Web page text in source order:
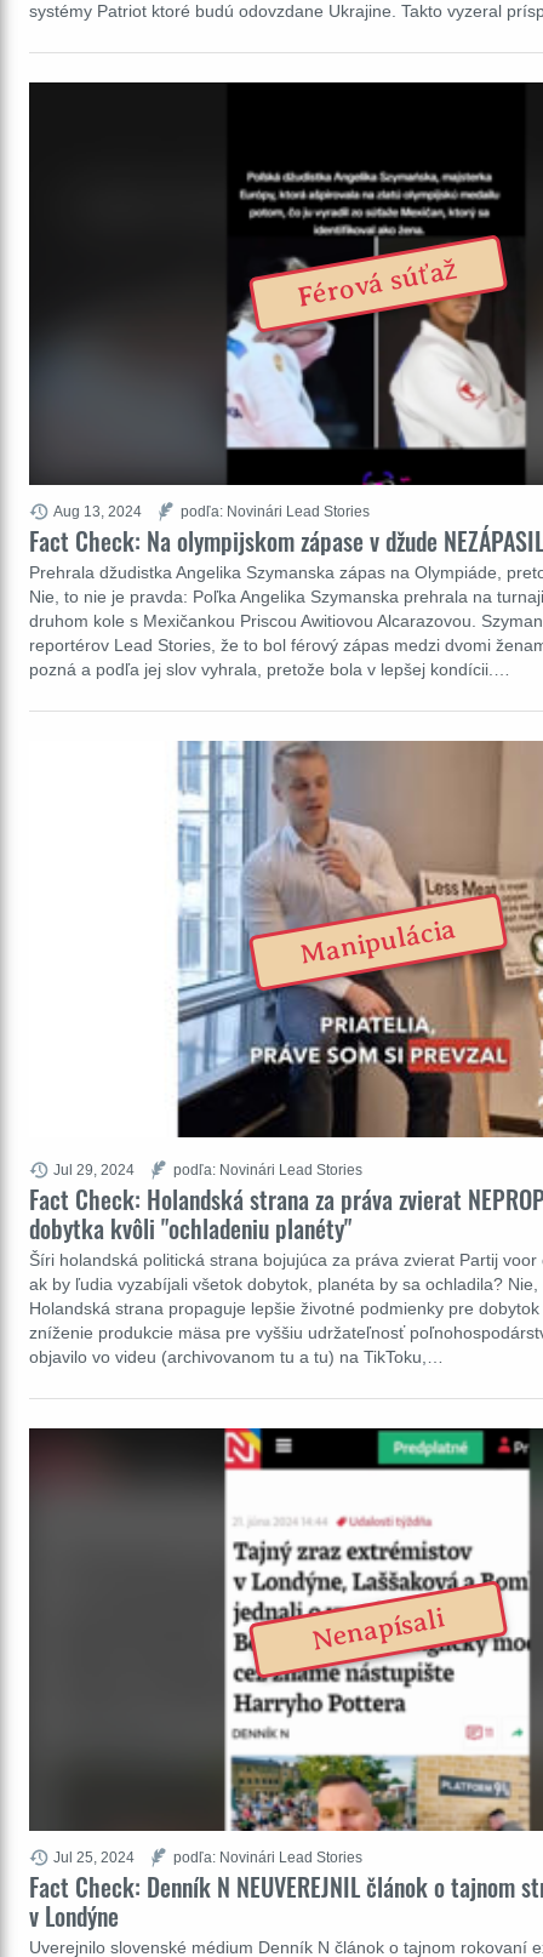
systémy Patriot ktoré budú odovzdane Ukrajine. Takto vyzeral
Fact Check: Na olympijskom zápase v džude
Prehrala džudistka Angelika Szymanska zápas na Olympiáde,
Nie, to nie je pravda: Poľka Angelika Szymanska prehrala na
druhom kole s Mexičankou Priscou Awitiovou Alcarazovou.
reportérov Lead Stories, že to bol férový zápas medzi dvomi
pozná a podľa jej slov vyhrala, pretože bola v lepšej kondícii.…
Aug 13, 2024 podľa: Novinári Lead Stories
Férová súťaž
Fact Check: Holandská strana za práva zvierat
dobytka kvôli "ochladeniu planéty"
Šíri holandská politická strana bojujúca za práva zvierat Partij
ak by ľudia vyzabíjali všetok dobytok, planéta by sa ochladila?
Holandská strana propaguje lepšie životné podmienky pre
zníženie produkcie mäsa pre vyššiu udržateľnosť
objavilo vo videu (archivovanom tu a tu) na TikToku,…
Jul 29, 2024 podľa: Novinári Lead Stories
Manipulácia
Fact Check: Denník N NEUVEREJNIL článok o tajnom
v Londýne
Uverejnilo slovenské médium Denník N článok o tajnom rokovaní
Jul 25, 2024 podľa: Novinári Lead Stories
Nenapísali